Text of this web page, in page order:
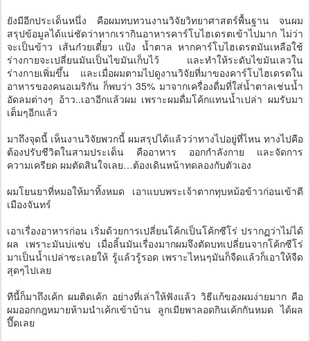
ยังมีอีกประเด็นหนึ่ง คือผมทบทวนงานวิจัยวิทยาศาสตร์พื้นฐาน จนผม
สรุปข้อมูลได้แน่ชัดว่าหากเรากินอาหารคาร์โบไฮเดรตเข้าไปมาก ไม่ว่า
จะเป็นข้าว เส้นก๋วยเตี๋ยว แป้ง น้ำตาล หากคาร์โบไฮเดรตมันเหลือใช้
ร่างกายจะเปลี่ยนมันเป็นไขมันเก็บไว้ และทำให้ระดับไขมันเลวใน
ร่างกายเพิ่มขึ้น และเมื่อผมตามไปดูงานวิจัยที่มาของคาร์โบไฮเดรตใน
อาหารของคนอเมริกัน ก็พบว่า 35% มาจากเครื่องดื่มที่ใส่น้ำตาลเช่นน้ำ
อัดลมต่างๆ อ้าว..เอาอีกแล้วผม เพราะผมดื่มโค้กแทนน้ำเปล่า ผมรับมา
เต็มๆอีกแล้ว
มาถึงจุดนี้ เห็นงานวิจัยพวกนี้ ผมสรุปได้แล้วว่าทางไปอยู่ที่ไหน ทางไปคือ
ต้องปรับชีวิตในสามประเด็น คืออาหาร ออกกำลังกาย และจัดการ
ความเครียด ผมตัดสินใจเลย…ต้องเดินหน้าทดลองกับตัวเอง
ผมโยนยาที่หมอให้มาทิ้งหมด เอาแบบพระเจ้าตากทุบหม้อข้าวก่อนเข้าตี
เมืองจันทร์
เอาเรื่องอาหารก่อน เริ่มด้วยการเปลี่ยนโค้กเป็นโค้กซีโร่ ปรากฏว่าไม่ได้
ผล เพราะมันบ่แซ่บ เมื่อลิ้นมันเรื่องมากผมจึงตัดบทเปลี่ยนจากโค้กซีโร่
มาเป็นน้ำเปล่าซะเลยให้ รู้แล้วรู้รอด เพราะไหนๆมันก็จืดแล้วก็เอาให้จืด
สุดๆไปเลย
ทีนี้ก็มาถึงเค้ก ผมติดเค้ก อย่างที่เล่าให้ฟังแล้ว วิธีแก้ของผมง่ายมาก คือ
ผมออกกฎหมายห้ามนำเค้กเข้าบ้าน ลูกเมียพาลอดกินเค้กกันหมด ได้ผล
ปึ๊ดเลย